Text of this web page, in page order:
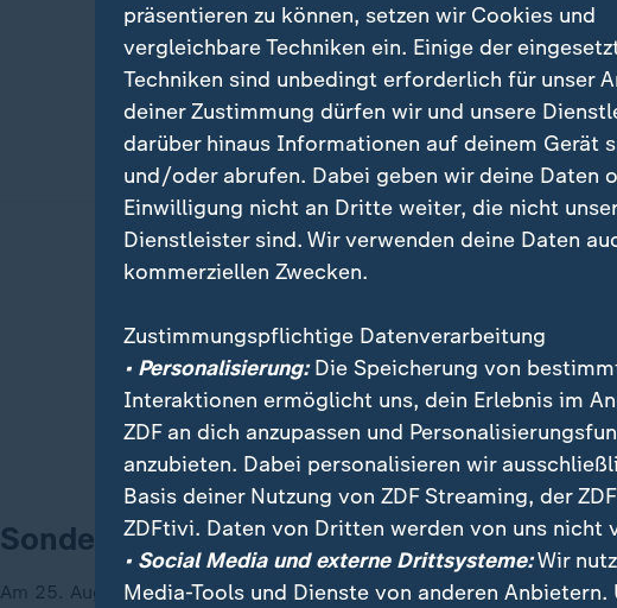
Sonderliche Säuger
Am 25. August ist Europäische Fledermausnacht. Seit 1996
präsentieren zu können, setzen wir Cookies und
vergleichbare Techniken ein. Einige der
Techniken sind unbedingt erforderlich für unser
deiner Zustimmung dürfen wir und unsere
darüber hinaus Informationen auf deinem Gerät
und/oder abrufen. Dabei geben wir deine Daten
Einwilligung nicht an Dritte weiter, die nicht
Dienstleister sind. Wir verwenden deine Daten
kommerziellen Zwecken.
Zustimmungspflichtige Datenverarbeitung
• Personalisierung:Die Speicherung von
Interaktionen ermöglicht uns, dein Erlebnis im
ZDF an dich anzupassen und
anzubieten. Dabei personalisieren wir
Basis deiner Nutzung von ZDF Streaming, der
ZDFtivi. Daten von Dritten werden von uns nicht
• Social Media und externe Drittsysteme:Wir
Media-Tools und Dienste von anderen Anbietern.